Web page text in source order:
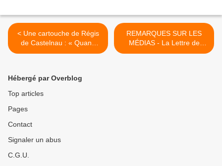
< Une cartouche de Régis
de Castelnau : « Quand
MOSCOVICI se moque du
REMARQUES SUR LES
MÉDIAS - La Lettre de
Philippe Arnaud >
Hébergé par Overblog
Top articles
Pages
Contact
Signaler un abus
C.G.U.